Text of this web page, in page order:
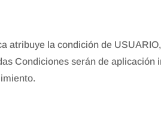
atribuye la condición de
Condiciones serán de